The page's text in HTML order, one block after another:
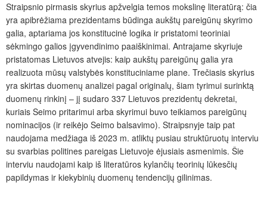
Straipsnio pirmasis skyrius apžvelgia temos mokslinę literatūrą: čia
yra apibrėžiama prezidentams būdinga aukštų pareigūnų skyrimo
galia, aptariama jos konstitucinė logika ir pristatomi teoriniai
sėkmingo galios įgyvendinimo paaiškinimai. Antrajame skyriuje
pristatomas Lietuvos atvejis: kaip aukštų pareigūnų galia yra
realizuota mūsų valstybės konstituciniame plane. Trečiasis skyrius
yra skirtas duomenų analizei pagal originalų, šiam tyrimui surinktą
duomenų rinkinį – jį sudaro 337 Lietuvos prezidentų dekretai,
kuriais Seimo pritarimui arba skyrimui buvo teikiamos pareigūnų
nominacijos (ir reikėjo Seimo balsavimo). Straipsnyje taip pat
naudojama medžiaga iš 2023 m. atliktų pusiau struktūruotų interviu
su svarbias politines pareigas Lietuvoje ėjusiais asmenimis. Šie
interviu naudojami kaip iš literatūros kylančių teorinių lūkesčių
papildymas ir kiekybinių duomenų tendencijų gilinimas.